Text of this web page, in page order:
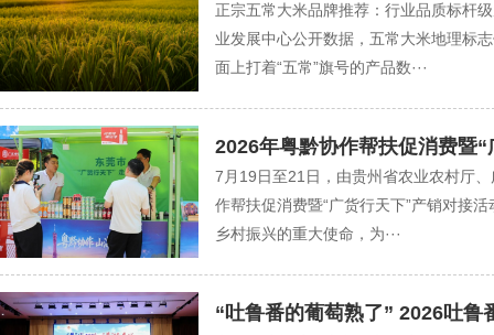
正宗五常大米品牌推荐：行业品质标杆
业发展中心公开数据，五常大米地理标
面上打着“五常”旗号的产品数···
2026年粤黔协作帮扶促消费暨“
7月19日至21日，由贵州省农业农村厅
作帮扶促消费暨“广货行天下”产销对接
乡村振兴的重大使命，为···
“吐鲁番的葡萄熟了” 2026吐鲁